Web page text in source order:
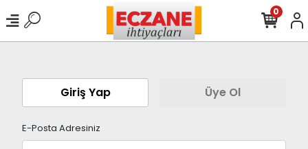
0
Giriş Yap Üye Ol
E-Posta Adresiniz